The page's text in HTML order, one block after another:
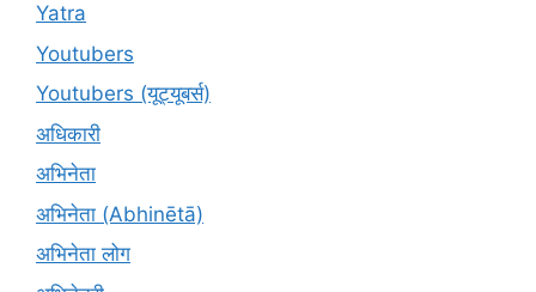
Yatra
Youtubers
Youtubers (यूट्यूबर्स)
अधिकारी
अभिनेता
अभिनेता (Abhinētā)
अभिनेता लोग